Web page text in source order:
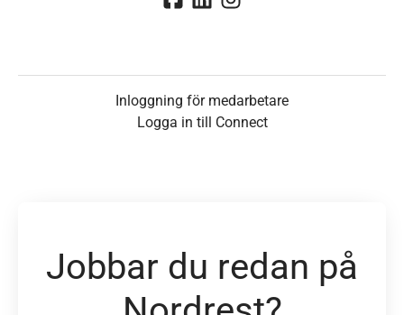
Inloggning för medarbetare
Logga in till Connect
Jobbar du redan på